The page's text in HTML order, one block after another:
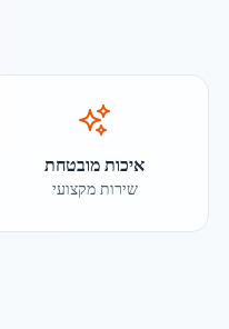
איכות מובטחת
שירות מקצועי